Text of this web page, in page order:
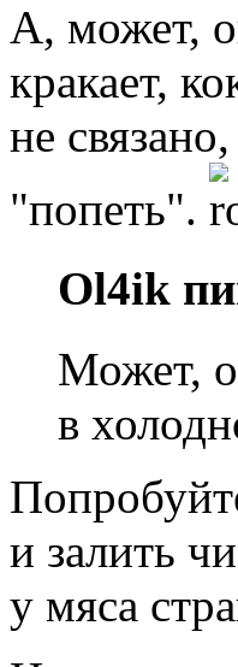
А, может,
кракает,
не
"попеть".
Ol4ik
Может,
в
и залить
у мяса